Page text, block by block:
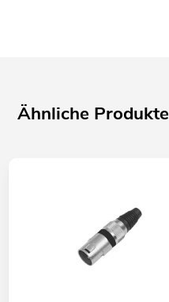
Ähnliche Produkte